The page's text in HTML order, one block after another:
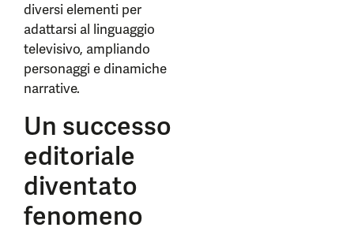
diversi elementi per
adattarsi al linguaggio
televisivo, ampliando
personaggi e dinamiche
narrative.
Un successo
editoriale
diventato
fenomeno